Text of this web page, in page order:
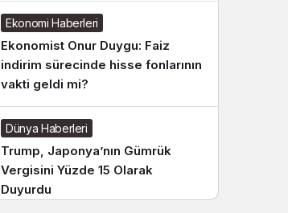
Ekonomi Haberleri
Ekonomist Onur Duygu: Faiz
indirim sürecinde hisse fonlarının
vakti geldi mi?
Dünya Haberleri
Trump, Japonya’nın Gümrük
Vergisini Yüzde 15 Olarak
Duyurdu